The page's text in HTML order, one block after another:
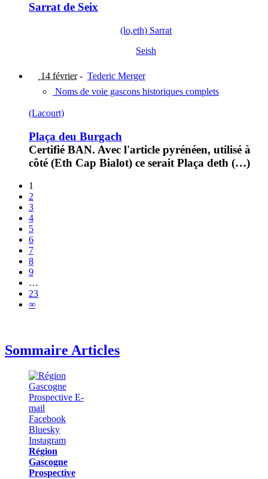
Sarrat de Seix
(lo,eth) Sarrat
Seish
14 février- Tederic Merger
Noms de voie gascons historiques complets
(Lacourt)
Plaça deu Burgach
Certifié BAN. Avec l'article pyrénéen, utilisé à
côté (Eth Cap Bialot) ce serait Plaça deth (…)
1
2
3
4
5
6
7
8
9
…
23
∞
Sommaire Articles
Région
Gascogne
Prospective